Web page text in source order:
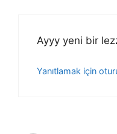
Ayyy yeni bir
Yanıtlamak için